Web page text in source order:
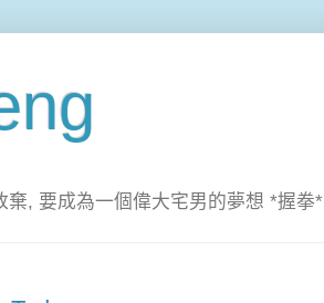
棄, 要成為一個偉大宅男的夢想 *握拳*